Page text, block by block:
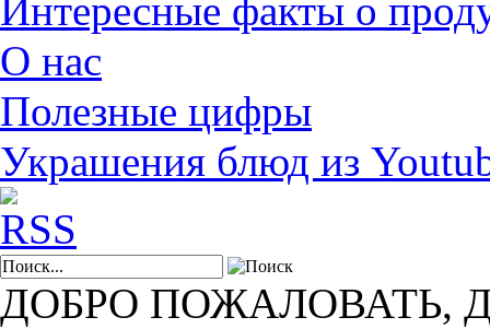
Интересные факты о
О нас
Полезные цифры
Украшения блюд из
ДОБРО ПОЖАЛОВАТЬ,